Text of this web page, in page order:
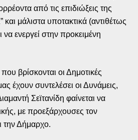
από τις επιδιώξεις της
και μάλιστα υποτακτικά (αντιθέτως
ενεργεί στην προκειμένη
βρίσκονται οι Δημοτικές
έχουν συντελέσει οι Δυνάμεις,
Σεϊτανίδη φαίνεται να
με προεξάρχουσες τον
την Δήμαρχο.